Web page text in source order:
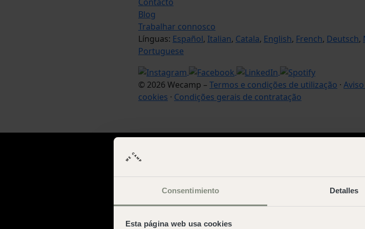
Consentimiento Detalles
Esta página web usa cookies
Blog
Trabalhar connosco
Línguas: Español, Italian, Catala, English, French, Deutsch,
Portuguese
© 2026 Wecamp – Termos e condições de utilização ·
cookies · Condições gerais de contratação